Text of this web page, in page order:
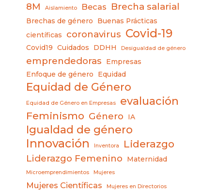
8M Aislamiento Becas Brecha salarial
Brechas de género
Buenas Prácticas
científicas
coronavirus Covid-19
Covid19 Cuidados DDHH Desigualdad de género
emprendedoras
Empresas
Enfoque de género
Equidad
Equidad de Género
Equidad de Género en Empresas evaluación
Feminismo Género IA
Igualdad de género
Innovación Inventora Liderazgo
Liderazgo Femenino Maternidad
Microemprendimientos Mujeres
Mujeres Científicas Mujeres en Directorios